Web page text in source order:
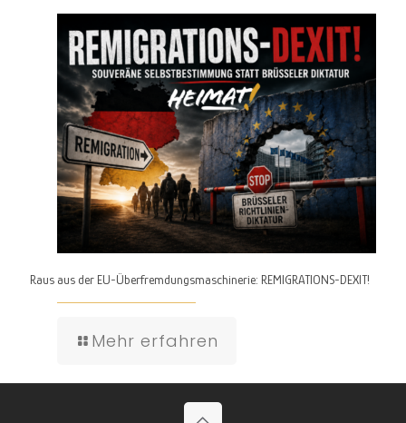
Raus aus der EU-Überfremdungsmaschinerie: REMIGRATIONS-DEXIT!
Mehr erfahren